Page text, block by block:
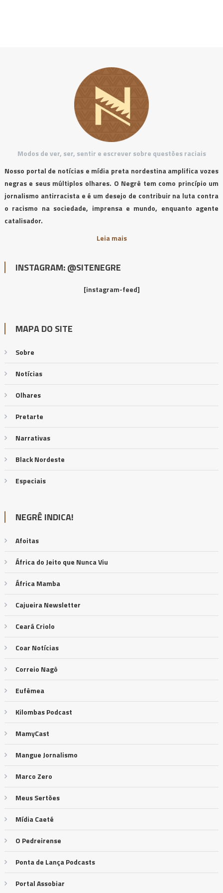
Modos de ver, ser, sentir e escrever sobre questões raciais
Nosso portal de notícias e mídia preta nordestina amplifica vozes
negras e seus múltiplos olhares. O Negrê tem como princípio um
jornalismo antirracista e é um desejo de contribuir na luta contra
o racismo na sociedade, imprensa e mundo, enquanto agente
catalisador.
Leia mais
INSTAGRAM: @SITENEGRE
[instagram-feed]
MAPA DO SITE
Sobre
Notícias
Olhares
Pretarte
Narrativas
Black Nordeste
Especiais
NEGRÊ INDICA!
Afoitas
África do Jeito que Nunca Viu
África Mamba
Cajueira Newsletter
Ceará Criolo
Coar Notícias
Correio Nagô
Eufêmea
Kilombas Podcast
MamyCast
Mangue Jornalismo
Marco Zero
Meus Sertões
Mídia Caeté
O Pedreirense
Ponta de Lança Podcasts
Portal Assobiar